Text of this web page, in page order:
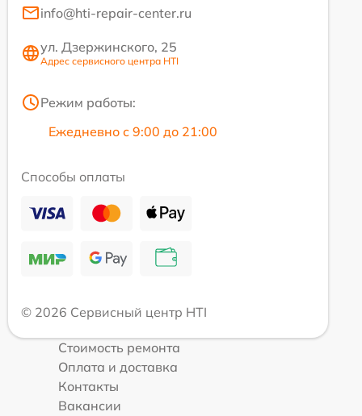
info@hti-repair-center.ru
ул. Дзержинского, 25
Адрес сервисного центра HTI
Режим работы:
Ежедневно с 9:00 до 21:00
Способы оплаты
© 2026 Сервисный центр HTI
Стоимость ремонта
Оплата и доставка
Контакты
Вакансии